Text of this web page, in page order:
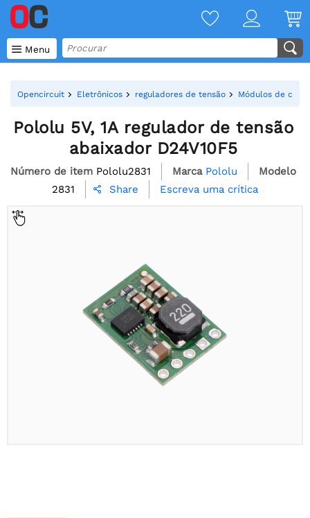
 Menu
Opencircuit Eletrônicos reguladores de tensão Módulos de
Pololu 5V, 1A regulador de tensão
abaixador D24V10F5
Número de item Pololu2831 Marca Pololu
Modelo
2831
 Share Escreva uma crítica